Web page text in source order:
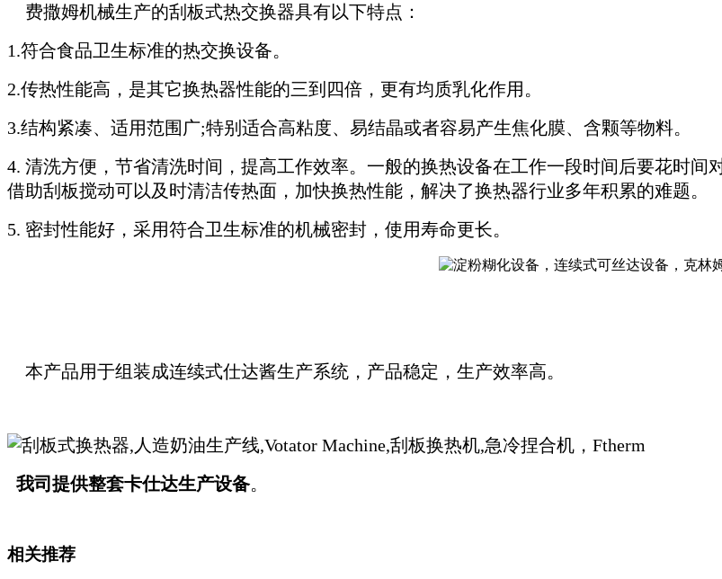
费撒姆机械生产的刮板式热交换器具有以下特点：
1.符合食品卫生标准的热交换设备。
2.传热性能高，是其它换热器性能的三到四倍，更有均质乳化作用。
3.结构紧凑、适用范围广;特别适合高粘度、易结晶或者容易产生焦化膜、含颗等物料。
4. 清洗方便，节省清洗时间，提高工作效率。一般的换热设备在工作一段时间后要花时间
借助刮板搅动可以及时清洁传热面，加快换热性能，解决了换热器行业多年积累的难题。
5. 密封性能好，采用符合卫生标准的机械密封，使用寿命更长。
本产品用于组装成连续式仕达酱生产系统，产品稳定，生产效率高。
我司提供整套卡仕达生产设备。
相关推荐